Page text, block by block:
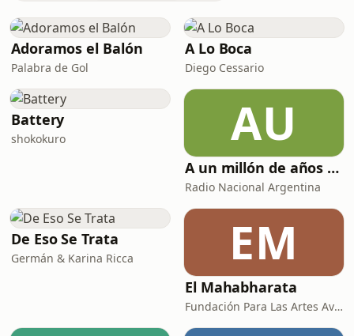
Adoramos el Balón
Palabra de Gol
A Lo Boca
Diego Cessario
Battery
shokokuro AU
A un millón de años luz: Rock argentino a través del universo
Radio Nacional Argentina
De Eso Se Trata
Germán & Karina Ricca EM
El Mahabharata
Fundación Para Las Artes Avatar Meher Baba